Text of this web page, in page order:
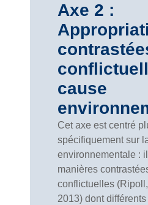
Axe 2 :
cause
Cet axe est centré
spécifiquement sur
environnementale :
manières
conflictuelles
2013) dont différents